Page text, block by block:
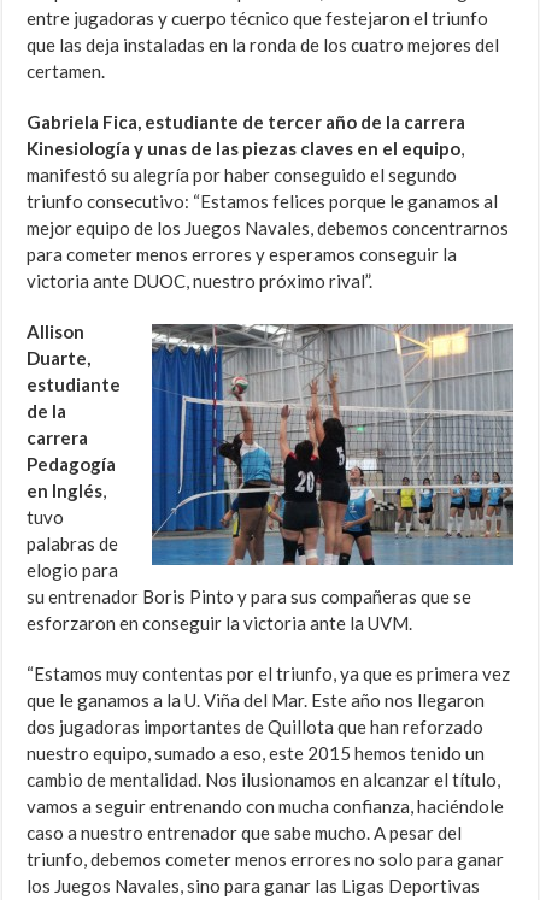
entre jugadoras y cuerpo técnico que festejaron el triunfo
que las deja instaladas en la ronda de los cuatro mejores del
certamen.
Gabriela Fica, estudiante de tercer año de la carrera
Kinesiología y unas de las piezas claves en el equipo,
manifestó su alegría por haber conseguido el segundo
triunfo consecutivo: “Estamos felices porque le ganamos al
mejor equipo de los Juegos Navales, debemos concentrarnos
para cometer menos errores y esperamos conseguir la
victoria ante DUOC, nuestro próximo rival”.
Allison
Duarte,
estudiante
de la
carrera
Pedagogía
en Inglés,
tuvo
palabras de
elogio para
su entrenador Boris Pinto y para sus compañeras que se
esforzaron en conseguir la victoria ante la UVM.
“Estamos muy contentas por el triunfo, ya que es primera vez
que le ganamos a la U. Viña del Mar. Este año nos llegaron
dos jugadoras importantes de Quillota que han reforzado
nuestro equipo, sumado a eso, este 2015 hemos tenido un
cambio de mentalidad. Nos ilusionamos en alcanzar el título,
vamos a seguir entrenando con mucha confianza, haciéndole
caso a nuestro entrenador que sabe mucho. A pesar del
triunfo, debemos cometer menos errores no solo para ganar
los Juegos Navales, sino para ganar las Ligas Deportivas